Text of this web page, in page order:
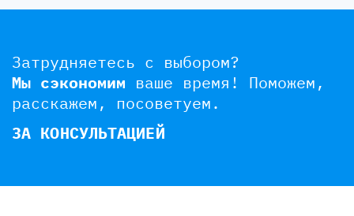
Затрудняетесь с выбором?
Мы сэкономим ваше время! Поможем,
расскажем, посоветуем.
ЗА КОНСУЛЬТАЦИЕЙ